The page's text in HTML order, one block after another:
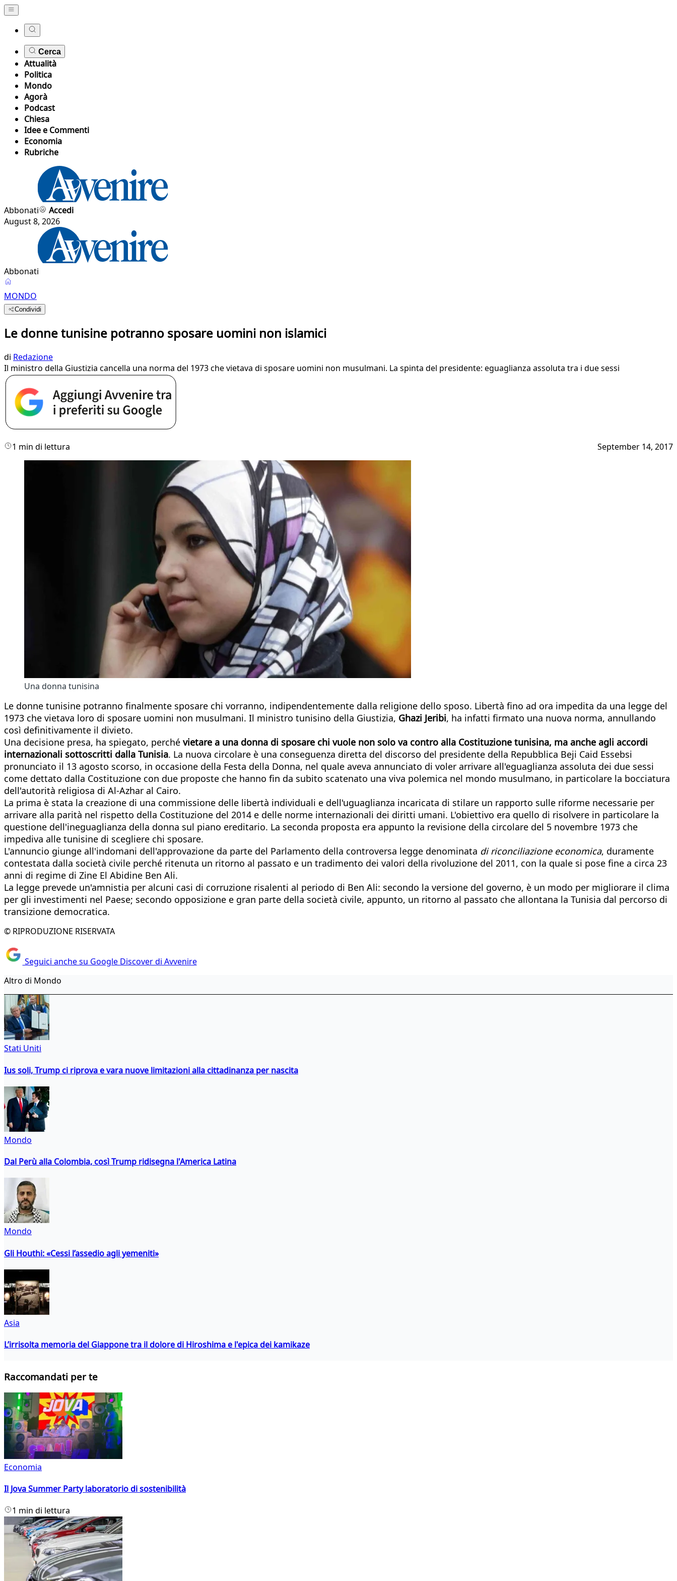
Cerca
Attualità
Politica
Mondo
Agorà
Podcast
Chiesa
Idee e Commenti
Economia
Rubriche
Abbonati
Accedi
August 8, 2026
Abbonati
MONDO
Condividi
Le donne tunisine potranno sposare uomini non islamici
di Redazione
Il ministro della Giustizia cancella una norma del 1973 che vietava di sposare uomini non musulmani. La spinta del presidente: eguaglianza assoluta tra i due sessi
1 min di lettura September 14, 2017
Una donna tunisina
Le donne tunisine potranno finalmente sposare chi vorranno, indipendentemente dalla religione dello sposo. Libertà fino ad ora impedita da una legge del
1973 che vietava loro di sposare uomini non musulmani. Il ministro tunisino della Giustizia, Ghazi Jeribi, ha infatti firmato una nuova norma, annullando
così definitivamente il divieto.
Una decisione presa, ha spiegato, perché vietare a una donna di sposare chi vuole non solo va contro alla Costituzione tunisina, ma anche agli accordi
internazionali sottoscritti dalla Tunisia. La nuova circolare è una conseguenza diretta del discorso del presidente della Repubblica Beji Caid Essebsi
pronunciato il 13 agosto scorso, in occasione della Festa della Donna, nel quale aveva annunciato di voler arrivare all'eguaglianza assoluta dei due sessi
come dettato dalla Costituzione con due proposte che hanno fin da subito scatenato una viva polemica nel mondo musulmano, in particolare la bocciatura
dell'autorità religiosa di Al-Azhar al Cairo.
La prima è stata la creazione di una commissione delle libertà individuali e dell'uguaglianza incaricata di stilare un rapporto sulle riforme necessarie per
arrivare alla parità nel rispetto della Costituzione del 2014 e delle norme internazionali dei diritti umani. L'obiettivo era quello di risolvere in particolare la
questione dell'ineguaglianza della donna sul piano ereditario. La seconda proposta era appunto la revisione della circolare del 5 novembre 1973 che
impediva alle tunisine di scegliere chi sposare.
L'annuncio giunge all'indomani dell'approvazione da parte del Parlamento della controversa legge denominata di riconciliazione economica, duramente
contestata dalla società civile perché ritenuta un ritorno al passato e un tradimento dei valori della rivoluzione del 2011, con la quale si pose fine a circa 23
anni di regime di Zine El Abidine Ben Ali.
La legge prevede un'amnistia per alcuni casi di corruzione risalenti al periodo di Ben Ali: secondo la versione del governo, è un modo per migliorare il clima
per gli investimenti nel Paese; secondo opposizione e gran parte della società civile, appunto, un ritorno al passato che allontana la Tunisia dal percorso di
transizione democratica.
© RIPRODUZIONE RISERVATA
Seguici anche su Google Discover di Avvenire
Altro di Mondo
Stati Uniti
Ius soli, Trump ci riprova e vara nuove limitazioni alla cittadinanza per nascita
Mondo
Dal Perù alla Colombia, così Trump ridisegna l'America Latina
Mondo
Gli Houthi: «Cessi l’assedio agli yemeniti»
Asia
L’irrisolta memoria del Giappone tra il dolore di Hiroshima e l'epica dei kamikaze
Raccomandati per te
Economia
Il Jova Summer Party laboratorio di sostenibilità
1 min di lettura